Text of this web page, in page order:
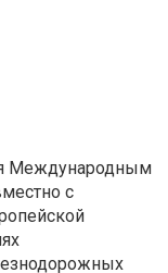
Международным
с